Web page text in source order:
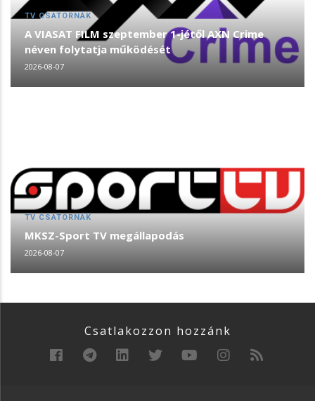
TV CSATORNÁK
A VIASAT FILM szeptember 1-jétől AXN Crime
néven folytatja működését
2026-08-07
TV CSATORNÁK
MKSZ-Sport TV megállapodás
2026-08-07
Csatlakozzon hozzánk